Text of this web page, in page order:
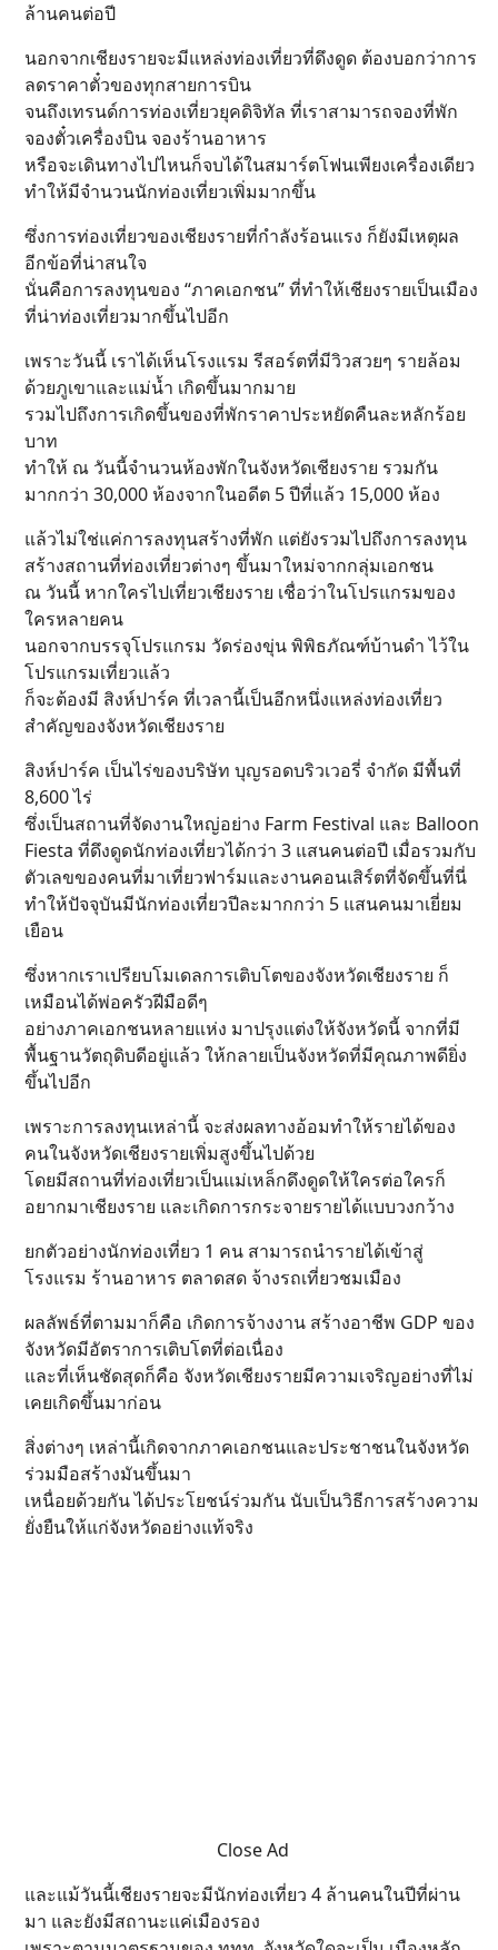
ล้านคนต่อปี
นอกจากเชียงรายจะมีแหล่งท่องเที่ยวที่ดึงดูด ต้องบอกว่าการ
ลดราคาตั๋วของทุกสายการบิน
จนถึงเทรนด์การท่องเที่ยวยุคดิจิทัล ที่เราสามารถจองที่พัก
จองตั๋วเครื่องบิน จองร้านอาหาร
หรือจะเดินทางไปไหนก็จบได้ในสมาร์ตโฟนเพียงเครื่องเดียว
ทำให้มีจำนวนนักท่องเที่ยวเพิ่มมากขึ้น
ซึ่งการท่องเที่ยวของเชียงรายที่กำลังร้อนแรง ก็ยังมีเหตุผล
อีกข้อที่น่าสนใจ
นั่นคือการลงทุนของ “ภาคเอกชน” ที่ทำให้เชียงรายเป็นเมือง
ที่น่าท่องเที่ยวมากขึ้นไปอีก
เพราะวันนี้ เราได้เห็นโรงแรม รีสอร์ตที่มีวิวสวยๆ รายล้อม
ด้วยภูเขาและแม่น้ำ เกิดขึ้นมากมาย
รวมไปถึงการเกิดขึ้นของที่พักราคาประหยัดคืนละหลักร้อย
บาท
ทำให้ ณ วันนี้จำนวนห้องพักในจังหวัดเชียงราย รวมกัน
มากกว่า 30,000 ห้องจากในอดีต 5 ปีที่แล้ว 15,000 ห้อง
แล้วไม่ใช่แค่การลงทุนสร้างที่พัก แต่ยังรวมไปถึงการลงทุน
สร้างสถานที่ท่องเที่ยวต่างๆ ขึ้นมาใหม่จากกลุ่มเอกชน
ณ วันนี้ หากใครไปเที่ยวเชียงราย เชื่อว่าในโปรแกรมของ
ใครหลายคน
นอกจากบรรจุโปรแกรม วัดร่องขุ่น พิพิธภัณฑ์บ้านดำ ไว้ใน
โปรแกรมเที่ยวแล้ว
ก็จะต้องมี สิงห์ปาร์ค ที่เวลานี้เป็นอีกหนึ่งแหล่งท่องเที่ยว
สำคัญของจังหวัดเชียงราย
สิงห์ปาร์ค เป็นไร่ของบริษัท บุญรอดบริวเวอรี่ จำกัด มีพื้นที่
8,600 ไร่
ซึ่งเป็นสถานที่จัดงานใหญ่อย่าง Farm Festival และ Balloon
Fiesta ที่ดึงดูดนักท่องเที่ยวได้กว่า 3 แสนคนต่อปี เมื่อรวมกับ
ตัวเลขของคนที่มาเที่ยวฟาร์มและงานคอนเสิร์ตที่จัดขึ้นที่นี่
ทำให้ปัจจุบันมีนักท่องเที่ยวปีละมากกว่า 5 แสนคนมาเยี่ยม
เยือน
ซึ่งหากเราเปรียบโมเดลการเติบโตของจังหวัดเชียงราย ก็
เหมือนได้พ่อครัวฝีมือดีๆ
อย่างภาคเอกชนหลายแห่ง มาปรุงแต่งให้จังหวัดนี้ จากที่มี
พื้นฐานวัตถุดิบดีอยู่แล้ว ให้กลายเป็นจังหวัดที่มีคุณภาพดียิ่ง
ขึ้นไปอีก
เพราะการลงทุนเหล่านี้ จะส่งผลทางอ้อมทำให้รายได้ของ
คนในจังหวัดเชียงรายเพิ่มสูงขึ้นไปด้วย
โดยมีสถานที่ท่องเที่ยวเป็นแม่เหล็กดึงดูดให้ใครต่อใครก็
อยากมาเชียงราย และเกิดการกระจายรายได้แบบวงกว้าง
ยกตัวอย่างนักท่องเที่ยว 1 คน สามารถนำรายได้เข้าสู่
โรงแรม ร้านอาหาร ตลาดสด จ้างรถเที่ยวชมเมือง
ผลลัพธ์ที่ตามมาก็คือ เกิดการจ้างงาน สร้างอาชีพ GDP ของ
จังหวัดมีอัตราการเติบโตที่ต่อเนื่อง
และที่เห็นชัดสุดก็คือ จังหวัดเชียงรายมีความเจริญอย่างที่ไม่
เคยเกิดขึ้นมาก่อน
สิ่งต่างๆ เหล่านี้เกิดจากภาคเอกชนและประชาชนในจังหวัด
ร่วมมือสร้างมันขึ้นมา
เหนื่อยด้วยกัน ได้ประโยชน์ร่วมกัน นับเป็นวิธีการสร้างความ
ยั่งยืนให้แก่จังหวัดอย่างแท้จริง
Close Ad
และแม้วันนี้เชียงรายจะมีนักท่องเที่ยว 4 ล้านคนในปีที่ผ่าน
มา และยังมีสถานะแค่เมืองรอง